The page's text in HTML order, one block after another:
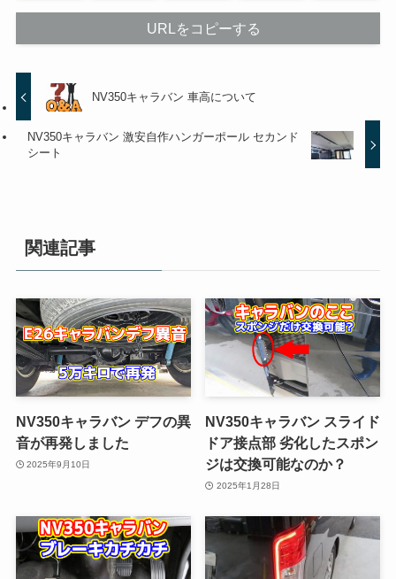
URLをコピーする
NV350キャラバン 車高について
NV350キャラバン 激安自作ハンガーポール セカンド
シート
関連記事
NV350キャラバン デフの異
音が再発しました
2025年9月10日
NV350キャラバン スライド
ドア接点部 劣化したスポン
ジは交換可能なのか？
2025年1月28日